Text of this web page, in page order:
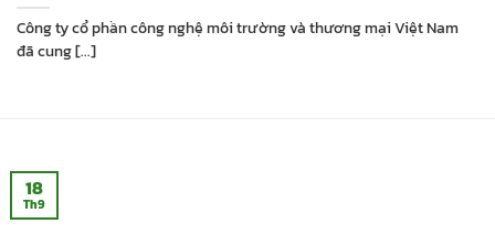
Công ty cổ phần công nghệ môi trường và thương mại Việt Nam
đã cung [...]
18
Th9